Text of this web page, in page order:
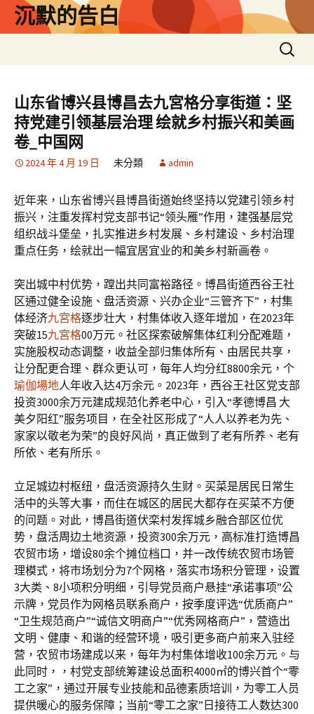
沉默的告白
搜
尋
鍵
字:
山东省博兴县博昌去九宮格分享街道：坚
持党建引领基层治理 绘就乡村振兴和美画
卷_中国网
2024 年 4 月 19 日 未分類 admin
近年来，山东省博兴县博昌街道始终坚持以党建引领乡村
振兴，注重发挥村党支部书记“领头雁”作用，建强基层党
组织战斗堡垒，扎实推进乡村发展、乡村建设、乡村治理
重点任务，绘就出一幅宜居宜业的和美乡村新画卷。
突出城中村优势，蹚出共同富裕路径。博昌街道西谷王社
区通过健全设施、盘活资源、兴办企业“三管齐下”，村集
体经济九宮格逐步壮大，村集体收入逐年增加，在2023年
突破15九宮格00万元。社区探索破解集体红利分配难题，
实施股权动态调整，收益全部归集体所有、由居民共享，
让分配更合理、群众更认可，每年人均分红8800余元，个
瑜伽場地人年收入达4万余元。2023年，西谷王社区党支部
投资3000余万元建成规范化养老中心，引入“孝德博昌 大
美夕阳红”服务项目，在全社区形成了“人人以养老为先、
家家以敬老为荣”的良好风尚，真正做到了老有所养、老有
所依、老有所乐。
立足城边村枢纽，盘活资源持久生财。买菜是居民日常生
活中的头等大事，而住在城区的居民大都存在买菜不方便
的问题。对此，博昌街道伏栾村发挥城乡融合部区位优
势，盘活周边土地资源，投资300余万元，高标准打造博昌
农贸市场，增设80余个摊位档口，并一改传统农贸市场管
理模式，将市场划分为7个网格，落实市场积分管理，设置
3大类、8小项积分明细，引导党员商户悬挂“承诺事项”公
示牌，党员作为网格员联系商户，按季度评选“优质商户”
“卫生规范商户”“诚信文明商户”“优秀网格商户”，营造出
文明、健康、和谐的经营环境，吸引更多商户前来入驻经
营，农贸市场建成以来，每年为村集体增收100余万元。与
此同时，，村党支部统筹建设总面积4000㎡的博兴首个“零
工之家”，通过开展专业技能和品德素质培训，为零工人员
提供暖心的服务保障；当前“零工之家”日接待工人数达300